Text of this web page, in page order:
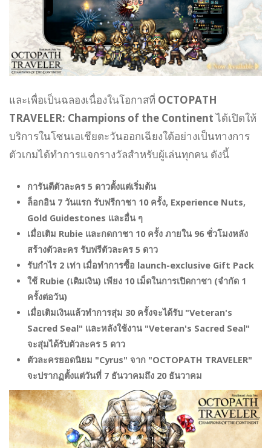
และเพื่อเป็นฉลองเนื่องในโอกาสที่ OCTOPATH
TRAVELER: Champions of the Continentได้เปิดให้
บริการในโซนเอเชียตะวันออกเฉียงใต้อย่างเป็นทางการ
ตัวเกมได้ทำการแจกรางวัลสำหรับผู้เล่นทุกคน ดังนี้
การันตีตัวละคร 5 ดาวตั้งแต่เริ่มต้น
ล็อกอิน 7 วันแรก รับฟรีกาชา 10 ครั้ง, Experience Nuts,
Gold Guidestones และอื่น ๆ
เมื่อเติม Rubie และกดกาชา 10 ครั้ง ภายใน 96 ชั่วโมงหลัง
สร้างตัวละคร รับฟรีตัวละคร 5 ดาว
รับกำไร 2 เท่า เมื่อทำการซื้อ launch-exclusive Gift Pack
ใช้ Rubie (เติมเงิน) เพียง 10 เม็ดในการเปิดกาชา (จำกัด 1
ครั้งต่อวัน)
เมื่อเติมเงินแล้วทำการสุ่ม 30 ครั้งจะได้รับ "Veteran's
Sacred Seal" และหลังใช้งาน "Veteran's Sacred Seal"
จะสุ่มได้รับตัวละคร 5 ดาว
ตัวละครยอดนิยม "Cyrus" จาก "OCTOPATH TRAVELER"
จะปรากฏตั้งแต่วันที่ 7 ธันวาคมถึง 20 ธันวาคม